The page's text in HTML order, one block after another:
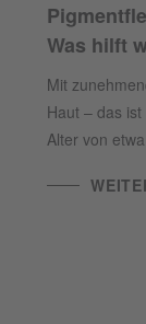
Was hilft
Mit
Haut – das
Alter von
Altersflecken